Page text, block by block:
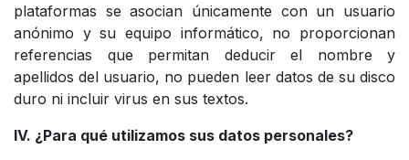
plataformas se asocian únicamente con un usuario
anónimo y su equipo informático, no proporcionan
referencias que permitan deducir el nombre y
apellidos del usuario, no pueden leer datos de su disco
duro ni incluir virus en sus textos.
IV. ¿Para qué utilizamos sus datos personales?